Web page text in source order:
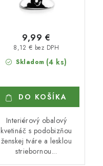
Skladom (4 ks)
8,12 € bez DPH
9,99 €
DO KOŠÍKA
Interiérový obalový
kvetináč s podobizňou
ženskej tváre a lesklou
striebornou...